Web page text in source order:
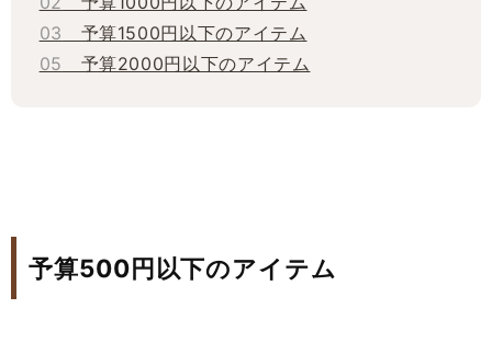
03 予算1500円以下のアイテム
05 予算2000円以下のアイテム
予算500円以下のアイテム